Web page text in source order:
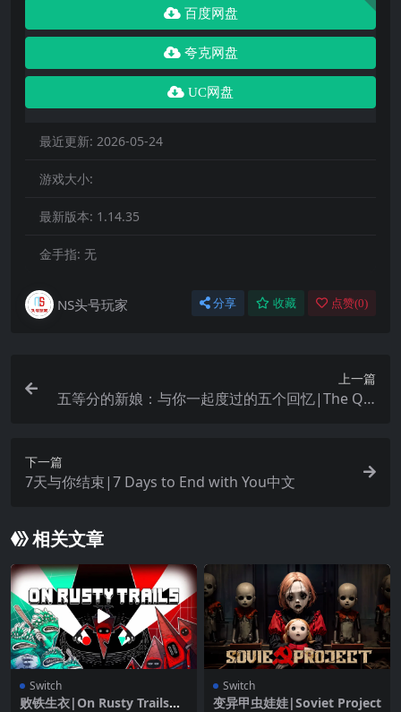
百度网盘
夸克网盘
UC网盘
最近更新: 2026-05-24
游戏大小:
最新版本: 1.14.35
金手指: 无
NS头号玩家 分享 收藏 点赞(0)
上一篇
五等分的新娘：与你一起度过的五个回忆|The Qui
下一篇
7天与你结束|7 Days to End with You中文
相关文章
Switch
败铁生衣|On Rusty Trails中
Switch
变异甲虫娃娃|Soviet Project